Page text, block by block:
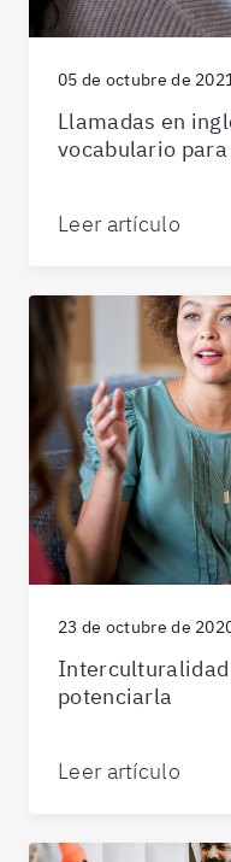
05 de octubre de
Llamadas en
vocabulario
Leer artículo
23 de octubre de
Interculturalidad
potenciarla
Leer artículo